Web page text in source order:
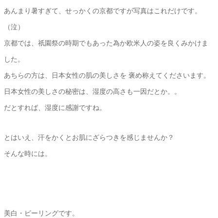
あんまり暑すぎて、せっかくの京都ですが写真はこれだけです。
（泣）
京都では、祇園祭の時期でもあった為か欧米人の姿を良くみかけま
した。
あちらの方は、日本女性の肌の美しさを 褒め称えてくださいます。
日本女性の美しさの秘密は、湿度の高さも一因だとか。。
だとすれば、湿度に感謝ですね。
とはいえ、汗をかくとお肌にざらつきを感じませんか？
そんな時には。
美白・ピーリングです。